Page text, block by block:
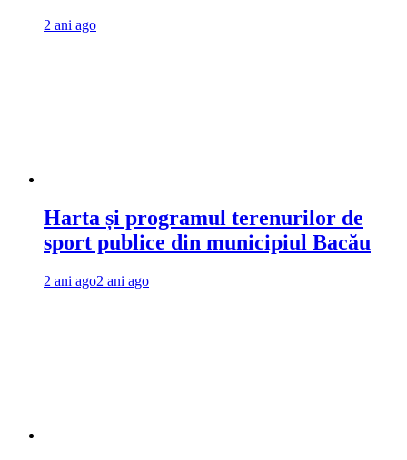
2 ani ago
Harta și programul terenurilor de
sport publice din municipiul Bacău
2 ani ago2 ani ago